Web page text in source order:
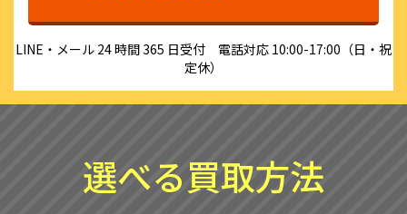
LINE・メール 24 時間 365 日受付 電話対応 10:00-17:00（日・祝
定休）
選べる買取方法